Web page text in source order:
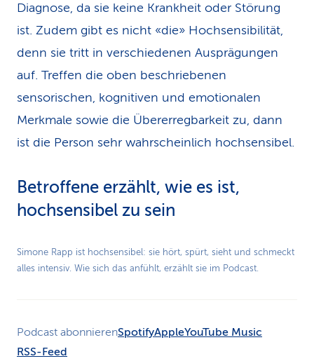
Diagnose, da sie keine Krankheit oder Störung
ist. Zudem gibt es nicht «die» Hochsensibilität,
denn sie tritt in verschiedenen Ausprägungen
auf. Treffen die oben beschriebenen
sensorischen, kognitiven und emotionalen
Merkmale sowie die Übererregbarkeit zu, dann
ist die Person sehr wahrscheinlich hochsensibel.
Betroffene erzählt, wie es ist,
hochsensibel zu sein
Play
Simone Rapp ist hochsensibel: sie hört, spürt, sieht und schmeckt
alles intensiv. Wie sich das anfühlt, erzählt sie im Podcast.
Podcast abonnierenSpotifyAppleYouTube Music
RSS-Feed